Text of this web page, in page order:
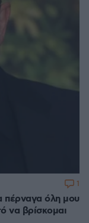
πέρναγα όλη μου
να βρίσκομαι
1